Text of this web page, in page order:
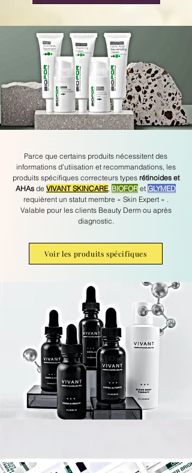
Parce que certains produits nécessitent des
informations d’utiisation et recommandations, les
produits spécifiques correcteurs types rétinoides et
AHAs de VIVANT SKINCARE, BIOFOR et GLYMED
requièrent un statut membre « Skin Expert » .
Valable pour les clients Beauty Derm ou après
diagnostic.
Voir les produits spécifiques